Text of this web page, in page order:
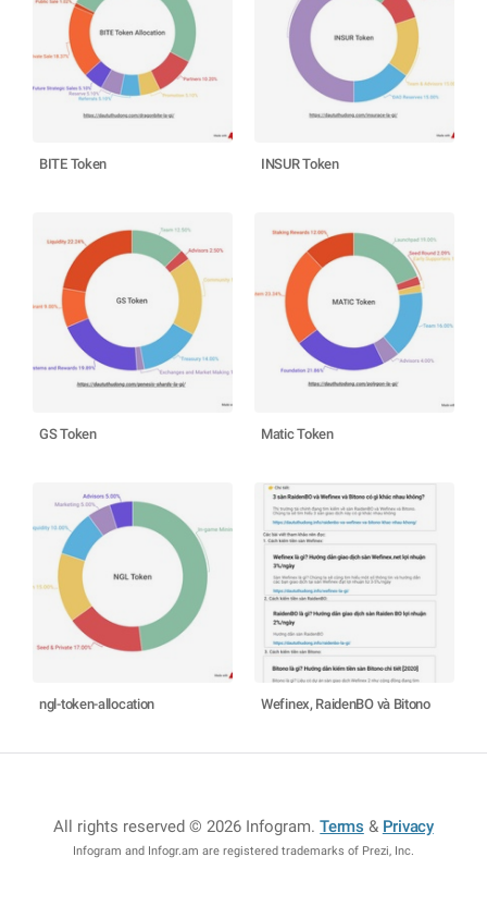
BITE Token INSUR Token
GS Token Matic Token
ngl-token-allocation Wefinex, RaidenBO và Bitono
All rights reserved © 2026 Infogram.Terms & Privacy
Infogram and Infogr.am are registered trademarks of Prezi, Inc.